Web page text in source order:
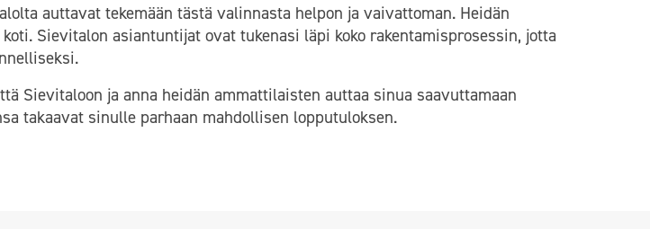
auttavat tekemään tästä valinnasta helpon ja vaivattoman. Heidän
Sievitalon asiantuntijat ovat tukenasi läpi koko rakentamisprosessin, jotta
Sievitaloon ja anna heidän ammattilaisten auttaa sinua saavuttamaan
takaavat sinulle parhaan mahdollisen lopputuloksen.